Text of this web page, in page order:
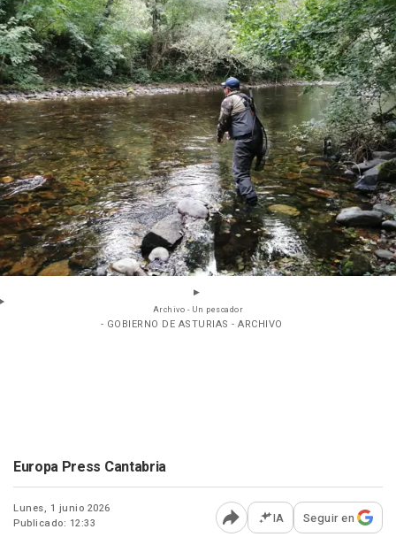
Archivo - Un pescador
- GOBIERNO DE ASTURIAS - ARCHIVO
Europa Press Cantabria
Lunes, 1 junio 2026
Publicado: 12:33
Abrir opciones para
IA Seguir en